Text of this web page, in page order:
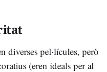
diverses pel·lícules, però
(eren ideals per al